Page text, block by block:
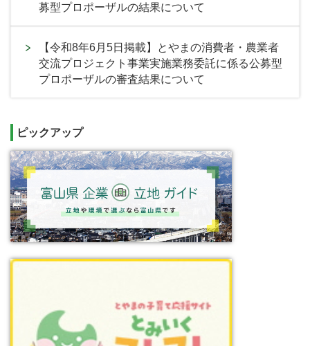
募型プロポーザルの結果について
【令和8年6月5日掲載】とやまの消費者・農業者
交流プロジェクト事業実施業務委託に係る公募型
プロポーザルの審査結果について
ピックアップ